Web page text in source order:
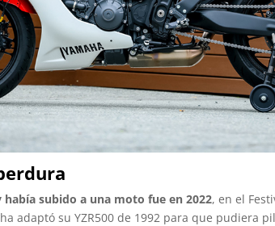
había subido a una moto fue en 2022, en el
adaptó su YZR500 de 1992 para que pudiera